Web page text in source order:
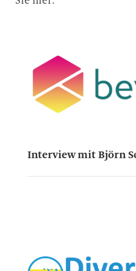
Interview mit Björn